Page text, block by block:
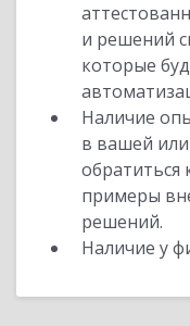
и решений
которые
Наличие
в вашей
обратиться
примеры
решений.
Наличие у